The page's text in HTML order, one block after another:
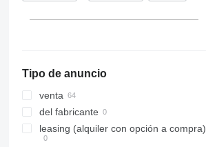
Tipo de anuncio
venta
del fabricante
leasing (alquiler con opción a compra)